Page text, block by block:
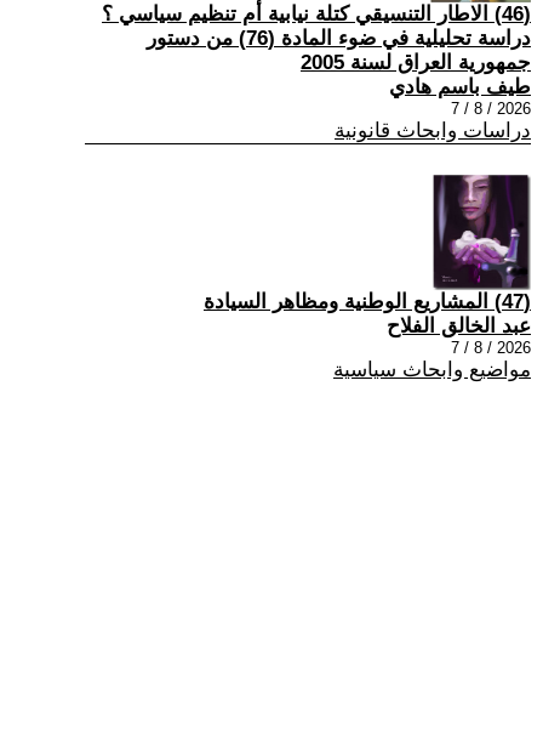
(46) الاطار التنسيقي كتلة نيابية أم تنظيم سياسي ؟
دراسة تحليلية في ضوء المادة (76) من دستور
جمهورية العراق لسنة 2005
طيف باسم هادي
2026 / 8 / 7
دراسات وابحاث قانونية
(47) المشاريع الوطنية ومظاهر السيادة
عبد الخالق الفلاح
2026 / 8 / 7
مواضيع وابحاث سياسية